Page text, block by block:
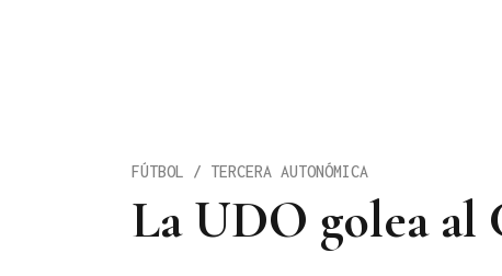
La UDO golea al
FÚTBOL / TERCERA AUTONÓMICA